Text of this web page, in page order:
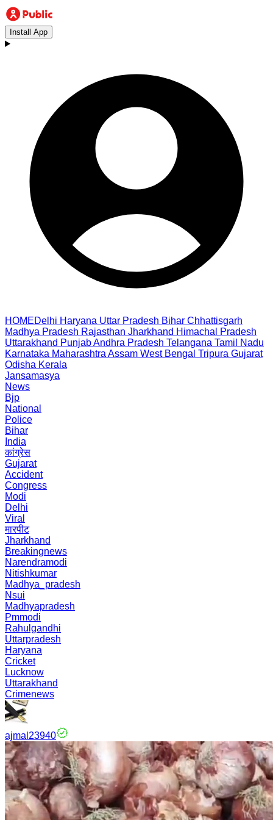
Install App
HOMEDelhi Haryana Uttar Pradesh Bihar Chhattisgarh
Madhya Pradesh Rajasthan Jharkhand Himachal Pradesh
Uttarakhand PunjabAndhra Pradesh Telangana Tamil Nadu
Karnataka Maharashtra Assam West Bengal Tripura Gujarat
Odisha Kerala
Jansamasya
News
Bjp
National
Police
Bihar
India
कांग्रेस
Gujarat
Accident
Congress
Modi
Delhi
Viral
मारपीट
Jharkhand
Breakingnews
Narendramodi
Nitishkumar
Madhya_pradesh
Nsui
Madhyapradesh
Pmmodi
Rahulgandhi
Uttarpradesh
Haryana
Cricket
Lucknow
Uttarakhand
Crimenews
ajmal23940